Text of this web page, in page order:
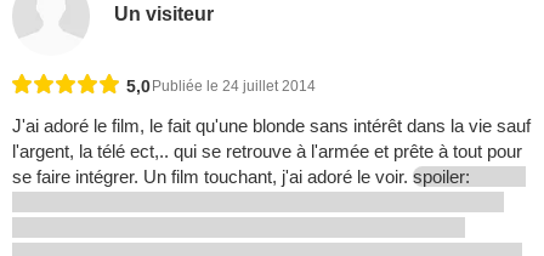
Un visiteur
5,0Publiée le 24 juillet 2014
J'ai adoré le film, le fait qu'une blonde sans intérêt dans la vie sauf
l'argent, la télé ect,.. qui se retrouve à l'armée et prête à tout pour
se faire intégrer. Un film touchant, j'ai adoré le voir. spoiler: